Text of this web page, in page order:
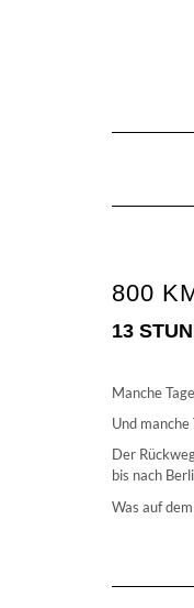
800
13
Manche
Und manche
Der
bis nach
Was auf